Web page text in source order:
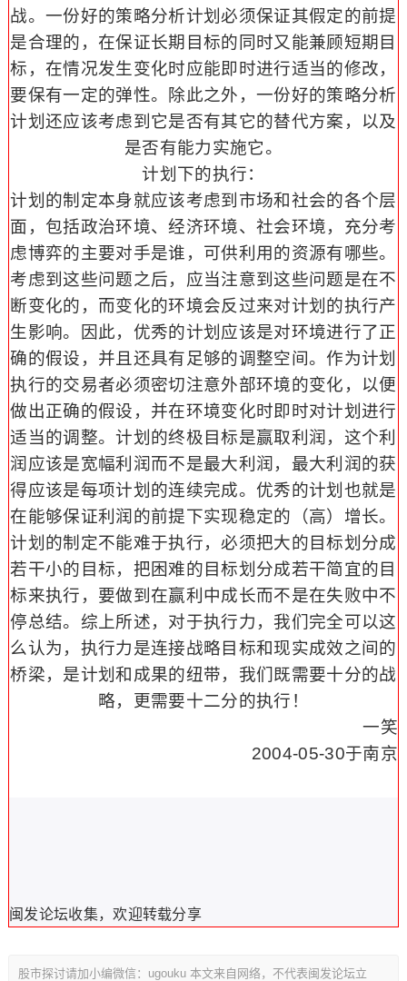
战。一份好的策略分析计划必须保证其假定的前提
是合理的，在保证长期目标的同时又能兼顾短期目
标，在情况发生变化时应能即时进行适当的修改，
要保有一定的弹性。除此之外，一份好的策略分析
计划还应该考虑到它是否有其它的替代方案，以及
是否有能力实施它。
计划下的执行：
计划的制定本身就应该考虑到市场和社会的各个层
面，包括政治环境、经济环境、社会环境，充分考
虑博弈的主要对手是谁，可供利用的资源有哪些。
考虑到这些问题之后，应当注意到这些问题是在不
断变化的，而变化的环境会反过来对计划的执行产
生影响。因此，优秀的计划应该是对环境进行了正
确的假设，并且还具有足够的调整空间。作为计划
执行的交易者必须密切注意外部环境的变化，以便
做出正确的假设，并在环境变化时即时对计划进行
适当的调整。计划的终极目标是赢取利润，这个利
润应该是宽幅利润而不是最大利润，最大利润的获
得应该是每项计划的连续完成。优秀的计划也就是
在能够保证利润的前提下实现稳定的（高）增长。
计划的制定不能难于执行，必须把大的目标划分成
若干小的目标，把困难的目标划分成若干简宜的目
标来执行，要做到在赢利中成长而不是在失败中不
停总结。综上所述，对于执行力，我们完全可以这
么认为，执行力是连接战略目标和现实成效之间的
桥梁，是计划和成果的纽带，我们既需要十分的战
略，更需要十二分的执行！
一笑
2004-05-30于南京
闽发论坛收集，欢迎转载分享
股市探讨请加小编微信：ugouku 本文来自网络，不代表闽发论坛立